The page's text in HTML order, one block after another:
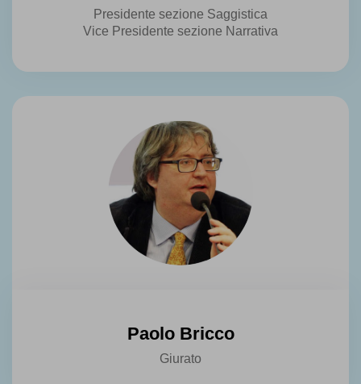
Presidente sezione Saggistica
Vice Presidente sezione Narrativa
Paolo Bricco
Giurato